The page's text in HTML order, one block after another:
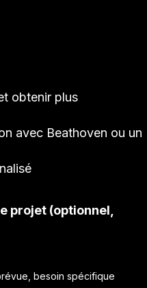
obtenir plus
avec Beathoven ou un
projet (optionnel,
besoin spécifique